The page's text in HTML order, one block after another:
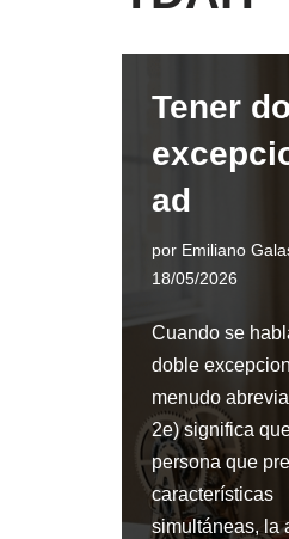
Tener
ad
por Emiliano
18/05/2026
Cuando se
doble
menudo
2e) significa
persona que
características
simultáneas, la